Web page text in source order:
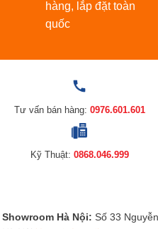
Không chỉ mang ý nghĩa
còn mang nhiều giá trị về
mắn bình yên và hạnh
niềm tin, lòng biết ơn của
các thế hệ đi trước và các
cuộc sống khỏe mạnh,
số mẫu tượng phòng thờ
gia chủ lựa chọn.
Được làm từ chất liệu sứ
hàng, lắp đặt toàn
quốc
Tư vấn bán hàng: 0976.601.601
Kỹ Thuật: 0868.046.999
Showroom Hà Nội: Số 33